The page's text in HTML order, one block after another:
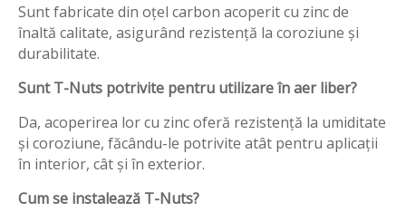
Sunt fabricate din oțel carbon acoperit cu zinc de
înaltă calitate, asigurând rezistență la coroziune și
durabilitate.
Sunt T-Nuts potrivite pentru utilizare în aer liber?
Da, acoperirea lor cu zinc oferă rezistență la umiditate
și coroziune, făcându-le potrivite atât pentru aplicații
în interior, cât și în exterior.
Cum se instalează T-Nuts?